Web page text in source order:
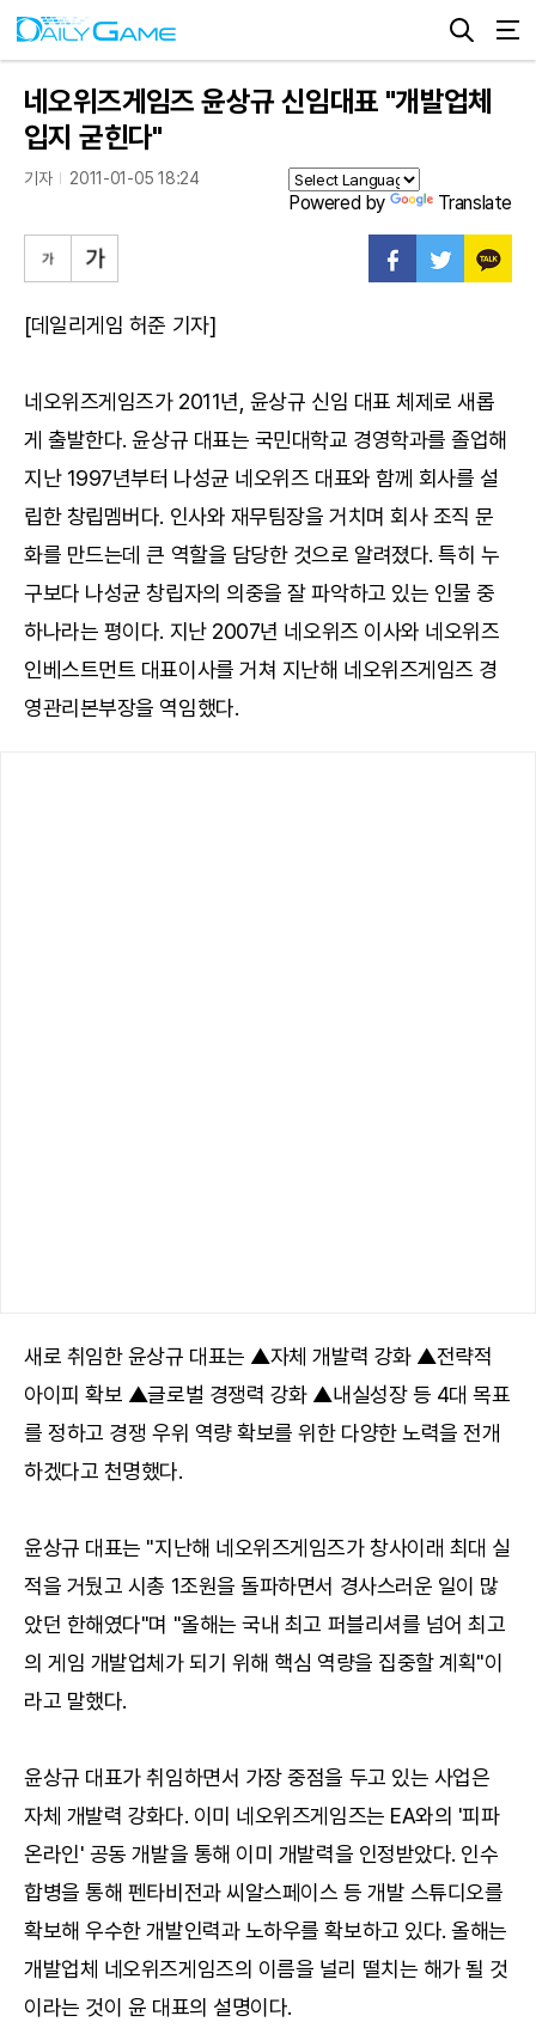
네오위즈게임즈 윤상규 신임대표 "개발업체
입지 굳힌다"
기자 2011-01-05 18:24
Powered by Translate
[데일리게임 허준 기자]
네오위즈게임즈가 2011년, 윤상규 신임 대표 체제로 새롭
게 출발한다. 윤상규 대표는 국민대학교 경영학과를 졸업해
지난 1997년부터 나성균 네오위즈 대표와 함께 회사를 설
립한 창립멤버다. 인사와 재무팀장을 거치며 회사 조직 문
화를 만드는데 큰 역할을 담당한 것으로 알려졌다. 특히 누
구보다 나성균 창립자의 의중을 잘 파악하고 있는 인물 중
하나라는 평이다. 지난 2007년 네오위즈 이사와 네오위즈
인베스트먼트 대표이사를 거쳐 지난해 네오위즈게임즈 경
영관리본부장을 역임했다.
새로 취임한 윤상규 대표는 ▲자체 개발력 강화 ▲전략적
아이피 확보 ▲글로벌 경쟁력 강화 ▲내실성장 등 4대 목표
를 정하고 경쟁 우위 역량 확보를 위한 다양한 노력을 전개
하겠다고 천명했다.
윤상규 대표는 "지난해 네오위즈게임즈가 창사이래 최대 실
적을 거뒀고 시총 1조원을 돌파하면서 경사스러운 일이 많
았던 한해였다"며 "올해는 국내 최고 퍼블리셔를 넘어 최고
의 게임 개발업체가 되기 위해 핵심 역량을 집중할 계획"이
라고 말했다.
윤상규 대표가 취임하면서 가장 중점을 두고 있는 사업은
자체 개발력 강화다. 이미 네오위즈게임즈는 EA와의 '피파
온라인' 공동 개발을 통해 이미 개발력을 인정받았다. 인수
합병을 통해 펜타비전과 씨알스페이스 등 개발 스튜디오를
확보해 우수한 개발인력과 노하우를 확보하고 있다. 올해는
개발업체 네오위즈게임즈의 이름을 널리 떨치는 해가 될 것
이라는 것이 윤 대표의 설명이다.